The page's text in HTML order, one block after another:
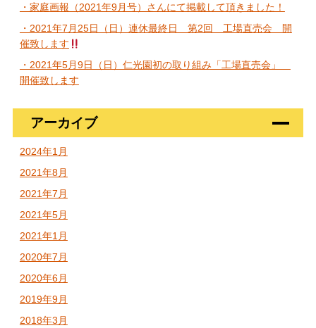
・家庭画報（2021年9月号）さんにて掲載して頂きました！
・2021年7月25日（日）連休最終日 第2回 工場直売会 開
催致します
・2021年5月9日（日）仁光園初の取り組み「工場直売会」
開催致します
アーカイブ
2024年1月
2021年8月
2021年7月
2021年5月
2021年1月
2020年7月
2020年6月
2019年9月
2018年3月